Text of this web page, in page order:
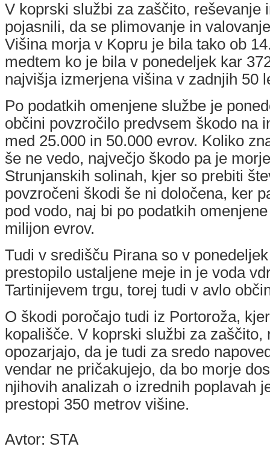
V koprski službi za zaščito, reševanje
pojasnili, da se plimovanje in
Višina morja v Kopru je bila tako ob
medtem ko je bila v ponedeljek kar
najvišja izmerjena višina v zadnjih 50
Po podatkih omenjene službe je
občini povzročilo predvsem škodo na
med 25.000 in 50.000 evrov. Koliko
še ne vedo, največjo škodo pa je
Strunjanskih solinah, kjer so prebiti
povzročeni škodi še ni določena, ker
pod vodo, naj bi po podatkih
milijon evrov.
Tudi v središču Pirana so v
prestopilo ustaljene meje in je voda
Tartinijevem trgu, torej tudi v avlo
O škodi poročajo tudi iz Portoroža,
kopališče. V koprski službi za
opozarjajo, da je tudi za sredo
vendar ne pričakujejo, da bo morje
njihovih analizah o izrednih poplavah
prestopi 350 metrov višine.
Avtor: STA